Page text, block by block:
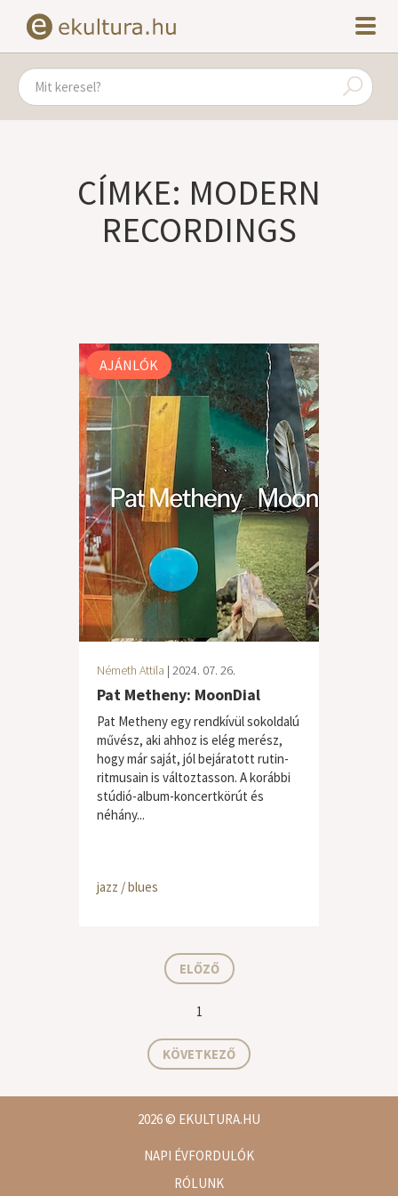
CÍMKE: MODERN
RECORDINGS
AJÁNLÓK
Németh Attila | 2024. 07. 26.
Pat Metheny: MoonDial
Pat Metheny egy rendkívül sokoldalú
művész, aki ahhoz is elég merész,
hogy már saját, jól bejáratott rutin-
ritmusain is változtasson. A korábbi
stúdió-album-koncertkörút és
néhány...
jazz / blues
ELŐZŐ
1
KÖVETKEZŐ
2026© EKULTURA.HU
NAPI ÉVFORDULÓK
RÓLUNK